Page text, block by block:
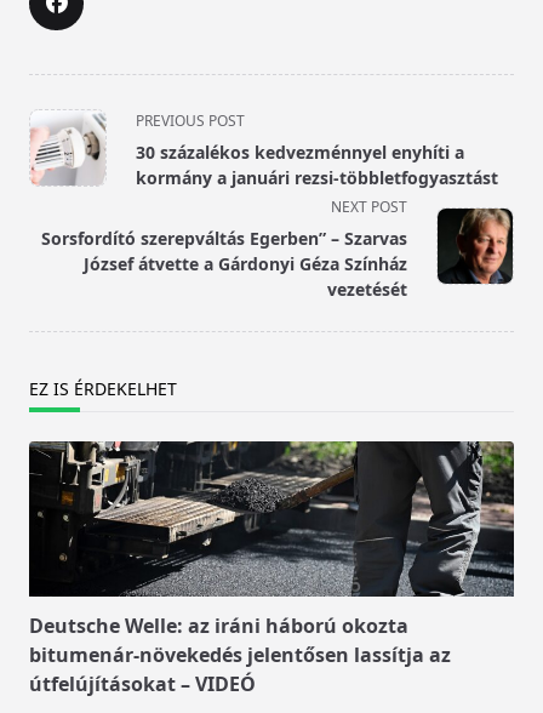
<span
class="nav-
subtitle
reader-
text">Page</span>
PREVIOUS POST
30 százalékos kedvezménnyel enyhíti a
kormány a januári rezsi-többletfogyasztást
NEXT POST
Sorsfordító szerepváltás Egerben” – Szarvas
József átvette a Gárdonyi Géza Színház
vezetését
EZ IS ÉRDEKELHET
Deutsche Welle: az iráni háború okozta
bitumenár-növekedés jelentősen lassítja az
útfelújításokat – VIDEÓ